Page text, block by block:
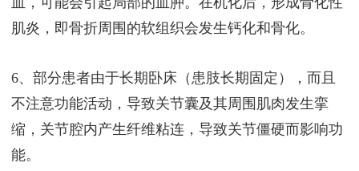
肌炎，即骨折周围的软组织会发生钙化和骨化。
6、部分患者由于长期卧床（患肢长期固定），而且
不注意功能活动，导致关节囊及其周围肌肉发生挛
缩，关节腔内产生纤维粘连，导致关节僵硬而影响功
能。